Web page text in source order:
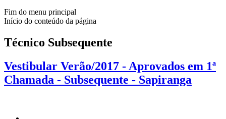
Fim do menu principal
Início do conteúdo da página
Técnico Subsequente
Vestibular Verão/2017 - Aprovados em 1ª
Chamada - Subsequente - Sapiranga